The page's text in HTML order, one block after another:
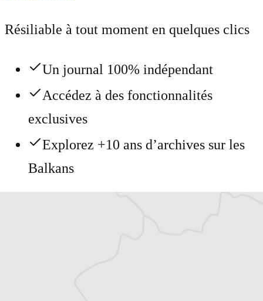
Résiliable à tout moment en quelques clics
Un journal 100% indépendant
Accédez à des fonctionnalités
exclusives
Explorez +10 ans d’archives sur les
Balkans